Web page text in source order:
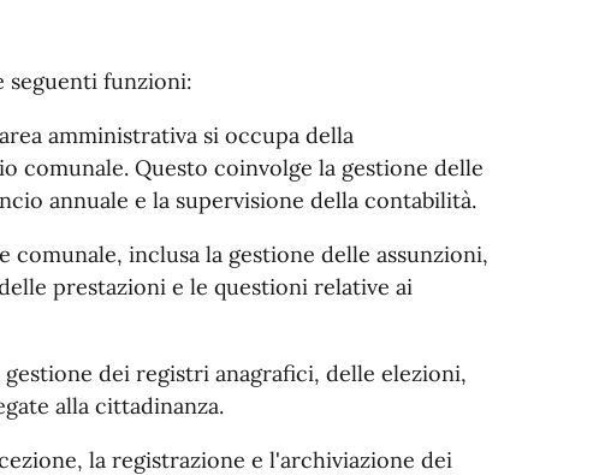
seguenti funzioni:
amministrativa si occupa della
comunale. Questo coinvolge la gestione delle
annuale e la supervisione della contabilità.
comunale, inclusa la gestione delle assunzioni,
prestazioni e le questioni relative ai
dei registri anagrafici, delle elezioni,
alla cittadinanza.
la registrazione e l'archiviazione dei